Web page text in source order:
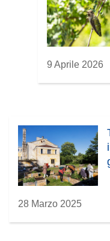
9 Aprile 2026
28 Marzo 2025